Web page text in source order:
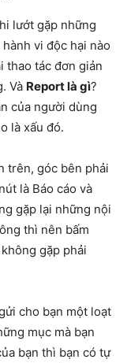
lướt gặp những
vi độc hại nào
thao tác đơn giản
Và Report là gì?
của người dùng
là xấu đó.
trên, góc bên phải
là Báo cáo và
gặp lại những nội
thì nên bấm
gặp phải
cho bạn một loạt
mục mà bạn
bạn thì bạn có tự